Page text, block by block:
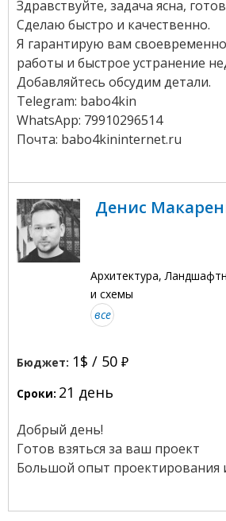
Здравствуйте, задача ясна,
Сделаю быстро и качественно.
Я гарантирую вам
работы и быстрое устранение
Добавляйтесь обсудим детали.
Telegram: babo4kin
WhatsApp: 79910296514
Почта: babo4kininternet.ru
Денис
Архитектура,
и схемы
все
Бюджет: 1$ / 50
Сроки: 21 день
Добрый день!
Готов взяться за ваш проект
Большой опыт проектирования